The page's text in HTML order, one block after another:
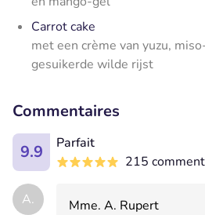
Carrot cake
met een crème van yuzu,
gesuikerde wilde rijst
Commentaires
9.9
Parfait
215
A.
Mme. A. Rupert